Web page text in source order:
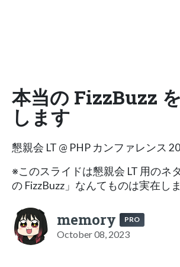
本当の FizzBuzz
します
懇親会 LT @ PHP カンファレンス
※このスライドは懇親会 LT 用のネ
の FizzBuzz」なんてものは実在し
memory PRO
October 08, 2023